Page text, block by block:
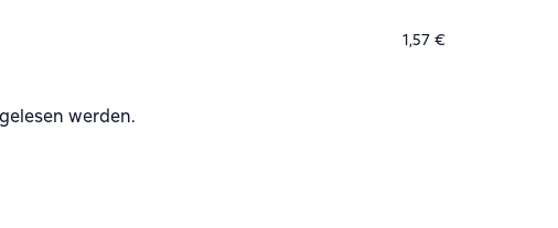
1,57 €
werden.